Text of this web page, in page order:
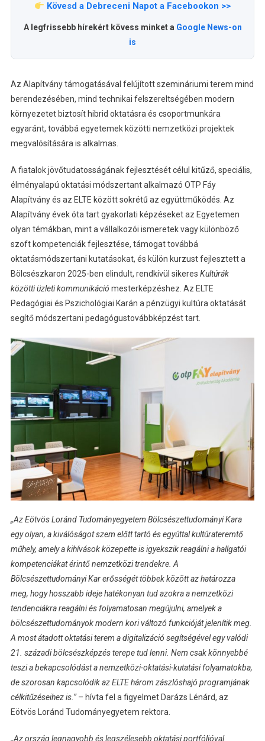
Kövesd a Debreceni Napot a Facebookon >>
A legfrissebb hírekért kövess minket a Google News-on
is
Az Alapítvány támogatásával felújított szemináriumi terem mind
berendezésében, mind technikai felszereltségében modern
környezetet biztosít hibrid oktatásra és csoportmunkára
egyaránt, továbbá egyetemek közötti nemzetközi projektek
megvalósítására is alkalmas.
A fiatalok jövőtudatosságának fejlesztését célul kitűző, speciális,
élményalapú oktatási módszertant alkalmazó OTP Fáy
Alapítvány és az ELTE között sokrétű az együttműködés. Az
Alapítvány évek óta tart gyakorlati képzéseket az Egyetemen
olyan témákban, mint a vállalkozói ismeretek vagy különböző
szoft kompetenciák fejlesztése, támogat továbbá
oktatásmódszertani kutatásokat, és külön kurzust fejlesztett a
Bölcsészkaron 2025-ben elindult, rendkívül sikeres Kultúrák
közötti üzleti kommunikáció mesterképzéshez. Az ELTE
Pedagógiai és Pszichológiai Karán a pénzügyi kultúra oktatását
segítő módszertani pedagógustovábbképzést tart.
„Az Eötvös Loránd Tudományegyetem Bölcsészettudományi Kara
egy olyan, a kiválóságot szem előtt tartó és egyúttal kultúrateremtő
műhely, amely a kihívások közepette is igyekszik reagálni a hallgatói
kompetenciákat érintő nemzetközi trendekre. A
Bölcsészettudományi Kar erősségét többek között az határozza
meg, hogy hosszabb ideje hatékonyan tud azokra a nemzetközi
tendenciákra reagálni és folyamatosan megújulni, amelyek a
bölcsészettudományok modern kori változó funkcióját jelenítik meg.
A most átadott oktatási terem a digitalizáció segítségével egy valódi
21. századi bölcsészképzés terepe tud lenni. Nem csak könnyebbé
teszi a bekapcsolódást a nemzetközi-oktatási-kutatási folyamatokba,
de szorosan kapcsolódik az ELTE három zászlóshajó programjának
célkitűzéseihez is.”– hívta fel a figyelmet Darázs Lénárd, az
Eötvös Loránd Tudományegyetem rektora.
„Az ország legnagyobb és legszélesebb oktatási portfólióval